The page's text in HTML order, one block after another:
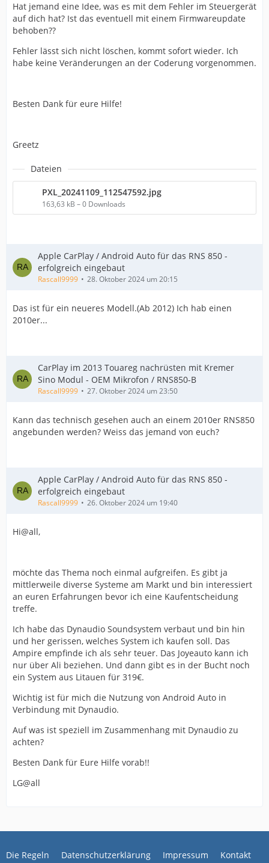
Hat jemand eine Idee, was es mit dem Fehler im Steuergerät
auf dich hat? Ist das eventuell mit einem Firmwareupdate
behoben??
Fehler lässt sich nicht löschen, kommt sofort wieder. Ich
habe keine Veränderungen an der Coderung vorgenommen.
Besten Dank für eure Hilfe!
Greetz
Dateien
PXL_20241109_112547592.jpg
163,63 kB – 0 Downloads
Apple CarPlay / Android Auto für das RNS 850 -
erfolgreich eingebaut
Rascall9999 28. Oktober 2024 um 20:15
Das ist für ein neueres Modell.(Ab 2012) Ich hab einen
2010er...
CarPlay im 2013 Touareg nachrüsten mit Kremer
Sino Modul - OEM Mikrofon / RNS850-B
Rascall9999 27. Oktober 2024 um 23:50
Kann das technisch gesehen auch an einem 2010er RNS850
angebunden werden? Weiss das jemand von euch?
Apple CarPlay / Android Auto für das RNS 850 -
erfolgreich eingebaut
Rascall9999 26. Oktober 2024 um 19:40
Hi@all,
möchte das Thema noch einmal aufgreifen. Es gibt ja
mittlerweile diverse Systeme am Markt und bin interessiert
an euren Erfahrungen bevor ich eine Kaufentscheidung
treffe.
Ich habe das Dynaudio Soundsystem verbaut und bin hin
und her gerissen, welches System ich kaufen soll. Das
Ampire empfinde ich als sehr teuer. Das Joyeauto kann ich
nur über Ali beziehen. Und dann gibt es in der Bucht noch
ein System aus Litauen für 319€.
Wichtig ist für mich die Nutzung von Android Auto in
Verbindung mit Dynaudio.
Auf was ist speziell im Zusammenhang mit Dynaudio zu
achten?
Besten Dank für Eure Hilfe vorab!!
LG@all
Die Regeln Datenschutzerklärung Impressum Kontakt